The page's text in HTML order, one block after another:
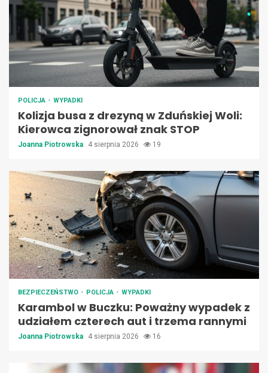
POLICJA WYPADKI
Kolizja busa z drezyną w Zduńskiej Woli:
Kierowca zignorował znak STOP
Joanna Piotrowska 4 sierpnia 2026 19
BEZPIECZEŃSTWO POLICJA WYPADKI
Karambol w Buczku: Poważny wypadek z
udziałem czterech aut i trzema rannymi
Joanna Piotrowska 4 sierpnia 2026 16